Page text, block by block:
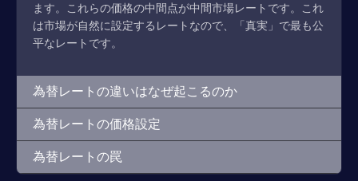
ます。これらの価格の中間点が中間市場レートです。これ
は市場が自然に設定するレートなので、「真実」で最も公
平なレートです。
為替レートの違いはなぜ起こるのか
為替レートの価格設定
為替レートの罠